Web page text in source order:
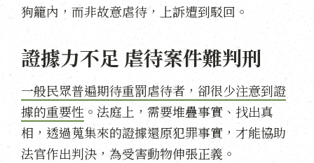
狗籠內，而非故意虐待，上訴遭到駁回。
證據力不足 虐待案件難判刑
一般民眾普遍期待重罰虐待者，卻很少注意到證
據的重要性 。法庭上，需要堆疊事實、找出真
相，透過蒐集來的證據還原犯罪事實，才能協助
法官作出判決，為受害動物伸張正義。